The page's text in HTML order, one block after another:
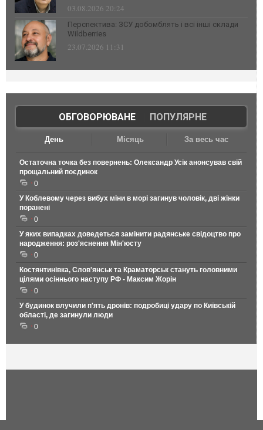
03.08.2026 20:24
Перспектива: ЗСУ добомблять і всі інші склади
Wildberries
23.07.2026 11:31
ОБГОВОРЮВАНЕ| ПОПУЛЯРНЕ
День Місяць За весь час
Остаточна точка без повернень: Олександр Усік анонсував свій
прощальний поєдинок
0
У Коблевому через вибух міни в морі загинув чоловік, дві жінки
поранені
0
У яких випадках доведеться замінити радянське свідоцтво про
народження: роз'яснення Мін'юсту
0
Костянтинівка, Слов'янськ та Краматорськ стануть головними
цілями осіннього наступу РФ - Максим Жорін
0
У будинок влучили п'ять дронів: подробиці удару по Київській
області, де загинули люди
0